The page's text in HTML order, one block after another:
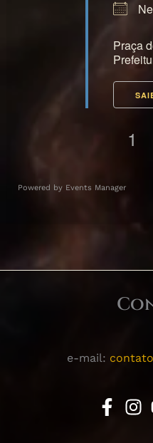
Praça
1
Powered by Events Manager
e-mail: